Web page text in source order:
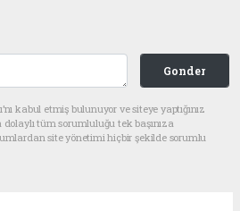
Gonder
kabul etmiş bulunuyor ve siteye yaptığınız
tüm sorumluluğu tek başınıza
site yönetimi hiçbir şekilde sorumlu